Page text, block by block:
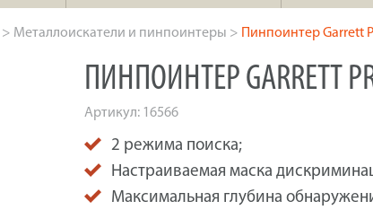
> Металлоискатели и пинпоинтеры > Пинпоинтер Garrett
ПИНПОИНТЕР GARRETT
Артикул: 16566
2 режима поиска;
Настраиваемая маска
Максимальная глубина